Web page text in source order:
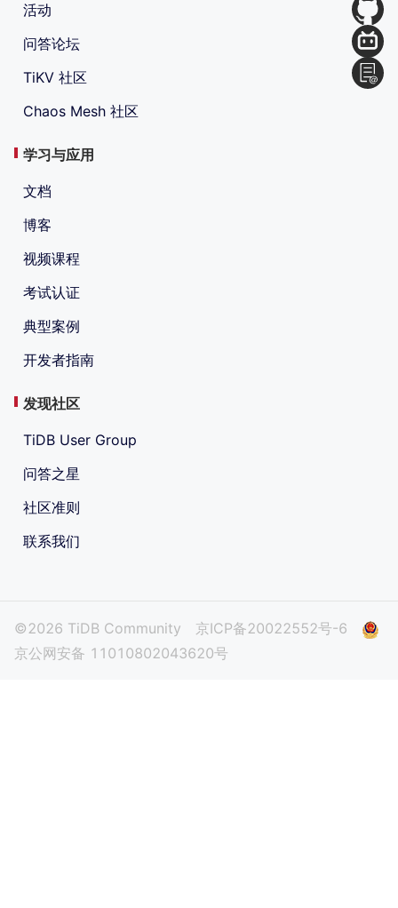
活动
问答论坛
TiKV 社区
Chaos Mesh 社区
学习与应用
文档
博客
视频课程
考试认证
典型案例
开发者指南
发现社区
TiDB User Group
问答之星
社区准则
联系我们
©2026 TiDB Community
京ICP备20022552号-6
京公网安备 11010802043620号